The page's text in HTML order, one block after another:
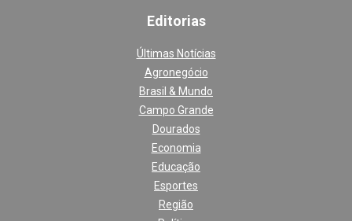
Editorias
Últimas Notícias
Agronegócio
Brasil & Mundo
Campo Grande
Dourados
Economia
Educação
Esportes
Região